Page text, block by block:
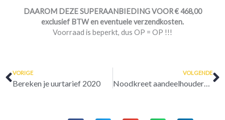
DAAROM DEZE SUPERAANBIEDING VOOR € 468,00
exclusief BTW en eventuele verzendkosten.
Voorraad is beperkt, dus OP = OP !!!
Vorige
VORIGE
Bereken je uurtarief 2020
VOLGENDE
Noodkreet aandeelhouders Carglass?